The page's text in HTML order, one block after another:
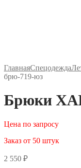
ГлавнаяСпецодежда
брю-719-юз
Брюки
Цена по запросу
Заказ от 50 штук
2 550 ₽